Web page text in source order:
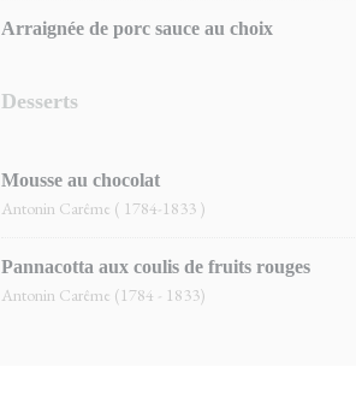
Arraignée de porc sauce au choix
Desserts
Mousse au chocolat
Antonin Carême ( 1784-1833 )
Pannacotta aux coulis de fruits rouges
Antonin Carême (1784 - 1833)